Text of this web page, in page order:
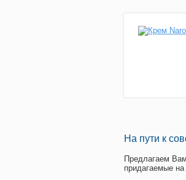
На пути к
Предлагаем
придагаемые